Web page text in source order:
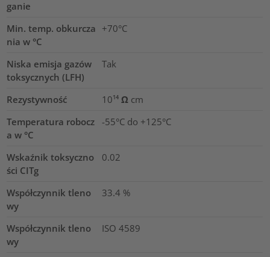
ganie
Min. temp. obkurcza
nia w °C
+70°C
Niska emisja gazów
toksycznych (LFH)
Tak
Rezystywność
10¹⁴ Ω cm
Temperatura robocz
a w °C
-55°C do +125°C
Wskaźnik toksyczno
ści CITg
0.02
Współczynnik tleno
wy
33.4 %
Współczynnik tleno
wy
ISO 4589